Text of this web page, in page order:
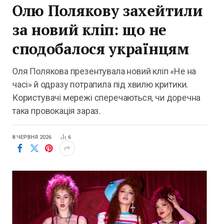
Олю Полякову захейтили
за новий кліп: що не
сподобалося українцям
Оля Полякова презентувала новий кліп «Не на
часі» й одразу потрапила під хвилю критики.
Користувачі мережі сперечаються, чи доречна
така провокація зараз.
8 ЧЕРВНЯ 2026 6